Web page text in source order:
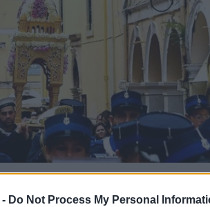
Do Not Process My Personal